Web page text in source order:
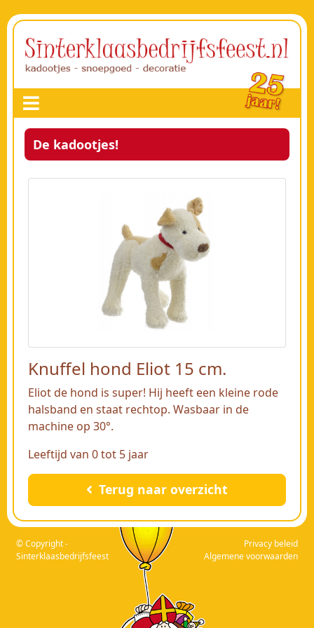
De kadootjes!
Knuffel hond Eliot 15 cm.
Eliot de hond is super! Hij heeft een kleine rode
halsband en staat rechtop. Wasbaar in de
machine op 30°.
Leeftijd van 0 tot 5 jaar
Terug naar overzicht
© Copyright -
Sinterklaasbedrijfsfeest
Privacy beleid
Algemene voorwaarden